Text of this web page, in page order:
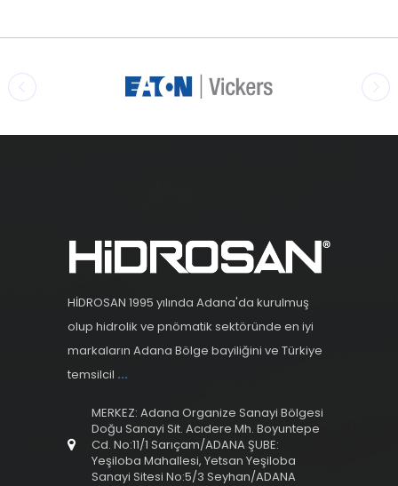
HİDROSAN 1995 yılında Adana'da kurulmuş
olup hidrolik ve pnömatik sektöründe en iyi
markaların Adana Bölge bayiliğini ve Türkiye
temsilcil ...
MERKEZ: Adana Organize Sanayi Bölgesi
Doğu Sanayi Sit. Acıdere Mh. Boyuntepe
Cd. No:11/1 Sarıçam/ADANA ŞUBE:
Yeşiloba Mahallesi, Yetsan Yeşiloba
Sanayi Sitesi No:5/3 Seyhan/ADANA